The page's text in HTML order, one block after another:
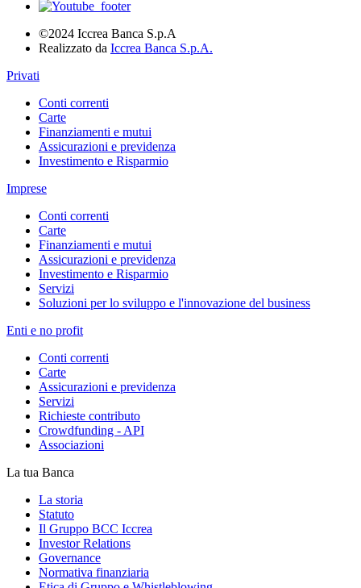
©2024 Iccrea Banca S.p.A
Realizzato da Iccrea Banca S.p.A.
Privati
Conti correnti
Carte
Finanziamenti e mutui
Assicurazioni e previdenza
Investimento e Risparmio
Imprese
Conti correnti
Carte
Finanziamenti e mutui
Assicurazioni e previdenza
Investimento e Risparmio
Servizi
Soluzioni per lo sviluppo e l'innovazione del business
Enti e no profit
Conti correnti
Carte
Assicurazioni e previdenza
Servizi
Richieste contributo
Crowdfunding - API
Associazioni
La tua Banca
La storia
Statuto
Il Gruppo BCC Iccrea
Investor Relations
Governance
Normativa finanziaria